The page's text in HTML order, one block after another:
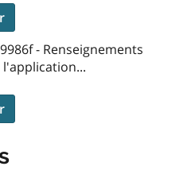
- Renseignements